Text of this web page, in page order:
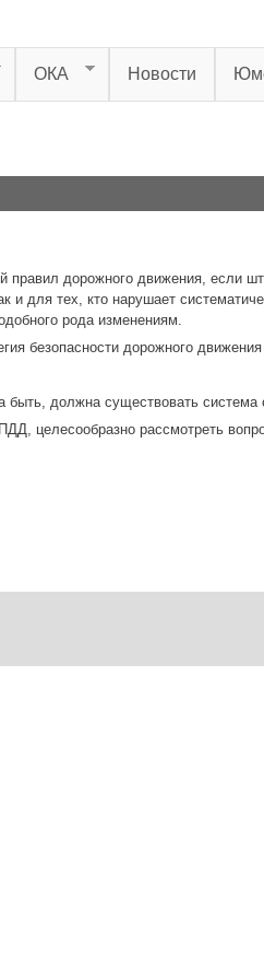
ОКА Новости
правил дорожного движения,
и для тех, кто нарушает
рода изменениям.
безопасности дорожного
должна существовать
целесообразно рассмотреть